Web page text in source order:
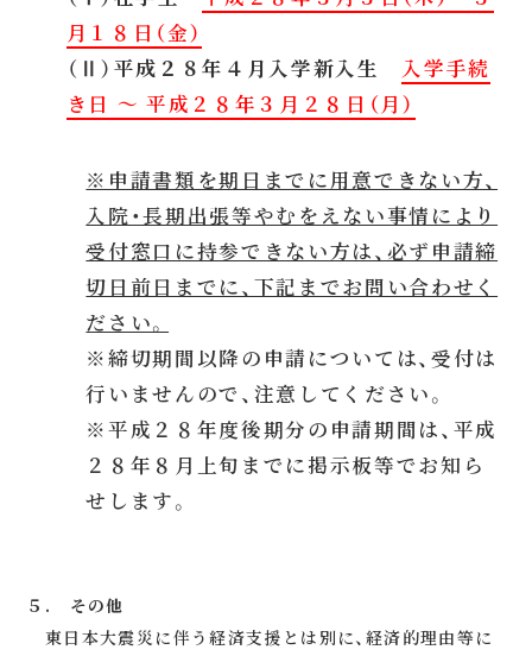
月１８日（金）
（Ⅱ）平成２８年４月入学新入生
入学手続
き日 ～ 平成２８年３月２８日（月）
※申請書類を期日までに用意できない方、
入院・長期出張等やむをえない事情により
受付窓口に持参できない方は、必ず申請締
切日前日までに、下記までお問い合わせく
ださい。
※締切期間以降の申請については、受付は
行いませんので、注意してください。
※平成２８年度後期分の申請期間は、平成
２８年８月上旬までに掲示板等でお知ら
せします。
５. その他
東日本大震災に伴う経済支援とは別に、経済的理由等に